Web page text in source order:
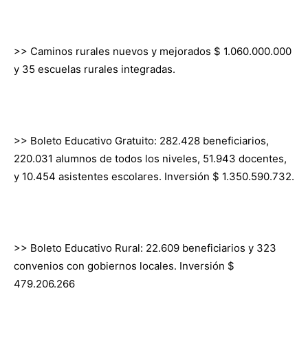
>> Caminos rurales nuevos y mejorados $ 1.060.000.000
y 35 escuelas rurales integradas.
>> Boleto Educativo Gratuito: 282.428 beneficiarios,
220.031 alumnos de todos los niveles, 51.943 docentes,
y 10.454 asistentes escolares. Inversión $ 1.350.590.732.
>> Boleto Educativo Rural: 22.609 beneficiarios y 323
convenios con gobiernos locales. Inversión $
479.206.266